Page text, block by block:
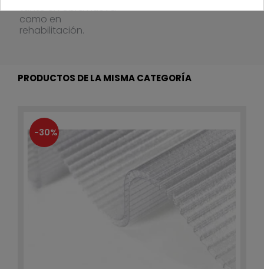
tanto en obra nueva
como en
rehabilitación.
PRODUCTOS DE LA MISMA CATEGORÍA
-30%